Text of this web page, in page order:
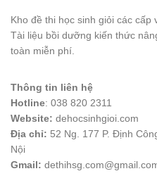
Kho đề thi học sinh giỏi các cấp
Tài liệu bồi dưỡng kiến thức
toàn miễn phí.
Thông tin liên hệ
Hotline: 038 820 2311
Website: dehocsinhgioi.com
Địa chỉ: 52 Ng. 177 P. Định
Nội
Gmail: